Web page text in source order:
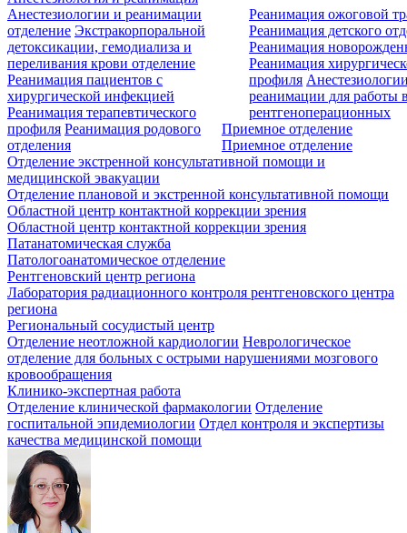
Анестезиологии и реанимации
отделение Экстракорпоральной
детоксикации, гемодиализа и
переливания крови отделение
Реанимация пациентов с
хирургической инфекцией
Реанимация терапевтического
профиля Реанимация родового
отделения
Реанимация ожоговой
Реанимация детского
Реанимация
Реанимация
профиля
реанимации для работы
рентгеноперационных
Приемное отделение
Приемное отделение
Отделение экстренной консультативной помощи и
медицинской эвакуации
Отделение плановой и экстренной консультативной помощи
Областной центр контактной коррекции зрения
Областной центр контактной коррекции зрения
Патанатомическая служба
Патологоанатомическое отделение
Рентгеновский центр региона
Лаборатория радиационного контроля рентгеновского центра
региона
Региональный сосудистый центр
Отделение неотложной кардиологии Неврологическое
отделение для больных с острыми нарушениями мозгового
кровообращения
Клинико-экспертная работа
Отделение клинической фармакологии Отделение
госпитальной эпидемиологии Отдел контроля и экспертизы
качества медицинской помощи